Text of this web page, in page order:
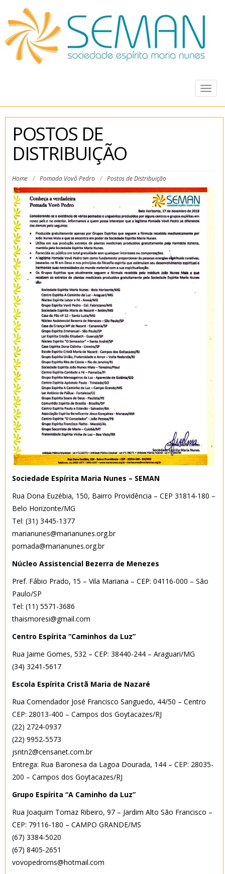
POSTOS DE
DISTRIBUIÇÃO
Home / Pomada Vovô Pedro / Postos de Distribuição
Sociedade Espírita Maria Nunes – SEMAN
Rua Dona Euzébia, 150, Bairro Providência – CEP 31814-180 –
Belo Horizonte/MG
Tel: (31) 3445-1377
marianunes@marianunes.org.br
pomada@marianunes.org.br
Núcleo Assistencial Bezerra de Menezes
Pref. Fábio Prado, 15 – Vila Mariana – CEP: 04116-000 – São
Paulo/SP
Tel: (11) 5571-3686
thaismoresi@gmail.com
Centro Espírita “Caminhos da Luz”
Rua Jaime Gomes, 532 – CEP: 38440-244 – Araguari/MG
(34) 3241-5617
Escola Espírita Cristã Maria de Nazaré
Rua Comendador José Francisco Sanguedo, 44/50 – Centro
CEP: 28013-400 – Campos dos Goytacazes/RJ
(22) 2724-0937
(22) 9952-5573
jsntn2@censanet.com.br
Entrega: Rua Baronesa da Lagoa Dourada, 144 – CEP: 28035-
200 – Campos dos Goytacazes/RJ
Grupo Espírita “A Caminho da Luz”
Rua Joaquim Tomaz Ribeiro, 97 – Jardim Alto São Francisco –
CEP: 79116-180 – CAMPO GRANDE/MS
(67) 3384-5020
(67) 8405-2651
vovopedroms@hotmail.com